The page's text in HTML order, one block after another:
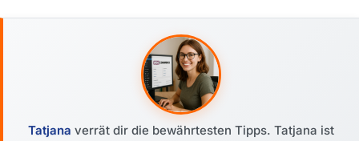
Tatjana verrät dir die bewährtesten Tipps. Tatjana ist